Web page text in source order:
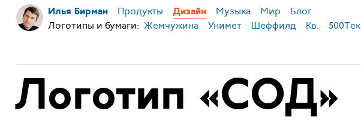
Илья Бирман Продукты Дизайн Музыка Мир Блог
Логотипы и бумаги: Жемчужина Унимет Шеффилд Кв. 500Тек
Логотип «СОД»